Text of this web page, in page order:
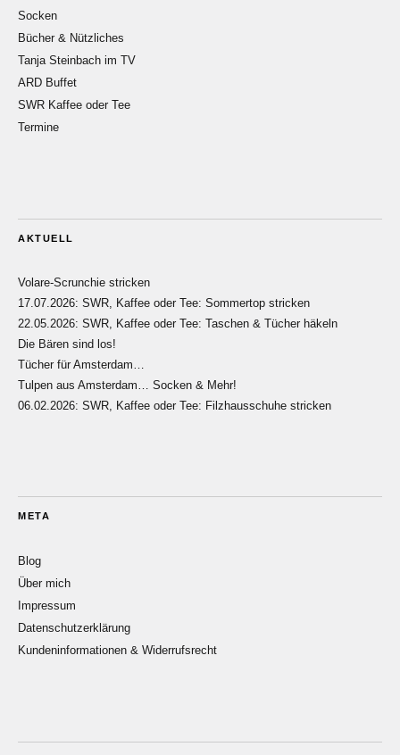
Socken
Bücher & Nützliches
Tanja Steinbach im TV
ARD Buffet
SWR Kaffee oder Tee
Termine
AKTUELL
Volare-Scrunchie stricken
17.07.2026: SWR, Kaffee oder Tee: Sommertop stricken
22.05.2026: SWR, Kaffee oder Tee: Taschen & Tücher häkeln
Die Bären sind los!
Tücher für Amsterdam…
Tulpen aus Amsterdam… Socken & Mehr!
06.02.2026: SWR, Kaffee oder Tee: Filzhausschuhe stricken
META
Blog
Über mich
Impressum
Datenschutzerklärung
Kundeninformationen & Widerrufsrecht